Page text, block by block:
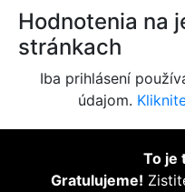
Hodnotenia na
stránkach
Iba prihlásení
údajom.
To je
Gratulujeme!